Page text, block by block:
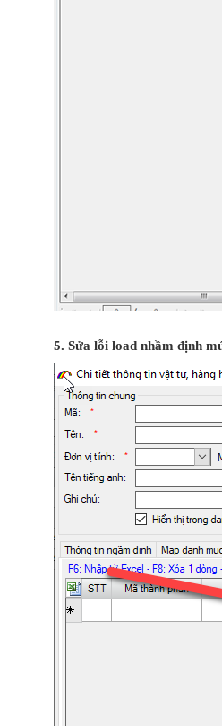
5. Sửa lỗi load nhầm định